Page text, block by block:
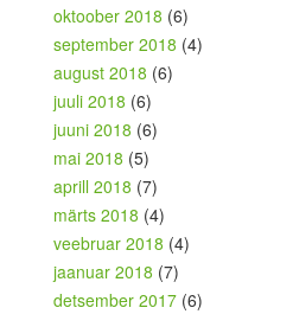
oktoober 2018 (6)
september 2018 (4)
august 2018 (6)
juuli 2018 (6)
juuni 2018 (6)
mai 2018 (5)
aprill 2018 (7)
märts 2018 (4)
veebruar 2018 (4)
jaanuar 2018 (7)
detsember 2017 (6)